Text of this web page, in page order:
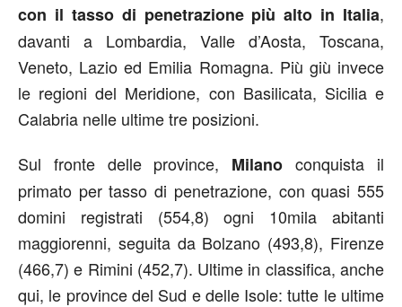
con il tasso di penetrazione più alto in Italia,
davanti a Lombardia, Valle d’Aosta, Toscana,
Veneto, Lazio ed Emilia Romagna. Più giù invece
le regioni del Meridione, con Basilicata, Sicilia e
Calabria nelle ultime tre posizioni.
Sul fronte delle province, Milano conquista il
primato per tasso di penetrazione, con quasi 555
domini registrati (554,8) ogni 10mila abitanti
maggiorenni, seguita da Bolzano (493,8), Firenze
(466,7) e Rimini (452,7). Ultime in classifica, anche
qui, le province del Sud e delle Isole: tutte le ultime